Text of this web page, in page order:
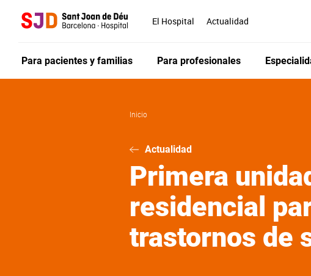
El Hospital Actualidad
Para pacientes y familias Para profesionales
Inicio
Actualidad
Primera
residencial
trastornos de